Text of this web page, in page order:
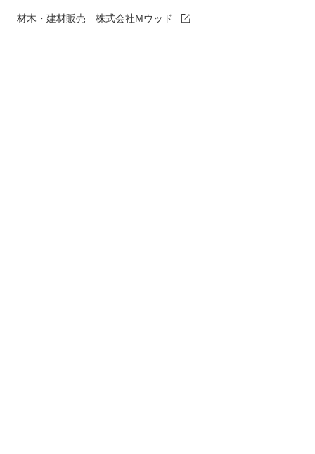
材木・建材販売 株式会社Mウッド